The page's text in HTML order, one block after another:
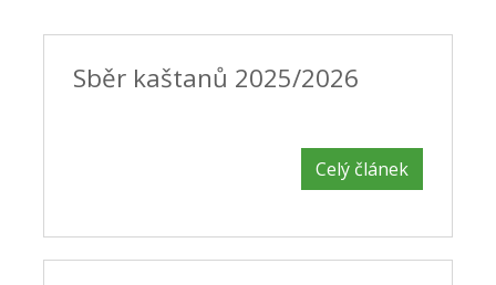
Sběr kaštanů 2025/2026
Celý článek